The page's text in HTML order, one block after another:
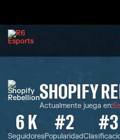
SHOPIFY
Actualmente juega en:
6 K
Seguidores
#2
Popularidad
#3